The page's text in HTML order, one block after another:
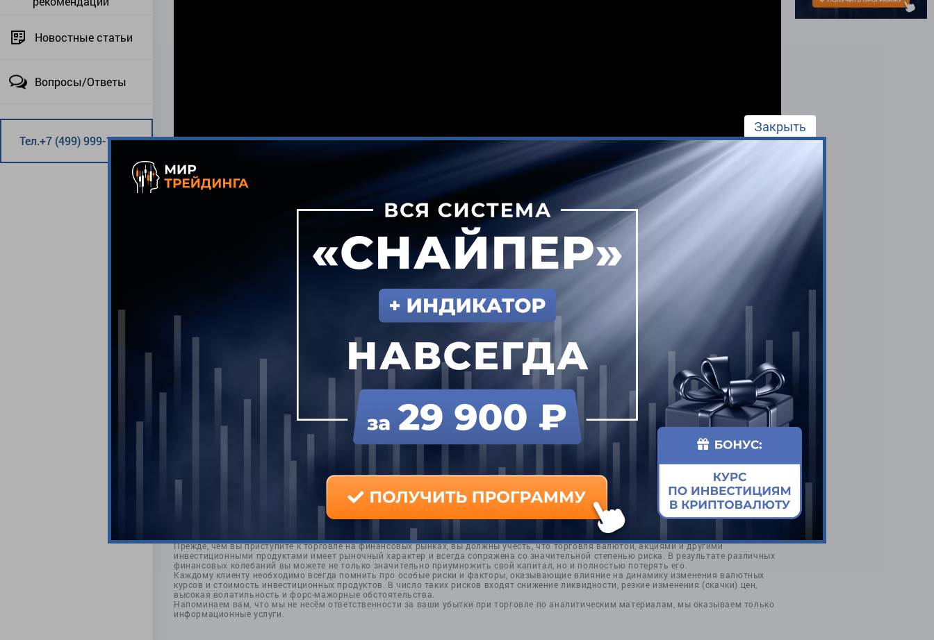
Новостные статьи
Вопросы/Ответы
Тел.+7 (499) 999-12-24
ОТПРАВИТЬ
Прежде, чем вы приступите к торговле на финансовых рынках, вы должны учесть, что торговля валютой, акциями и другими
инвестиционными продуктами имеет рыночный характер и всегда сопряжена со значительной степенью риска. В результате различных
финансовых колебаний вы можете не только значительно приумножить свой капитал, но и полностью потерять его.
Каждому клиенту необходимо всегда помнить про особые риски и факторы, оказывающие влияние на динамику изменения валютных
курсов и стоимость инвестиционных продуктов. В число таких рисков входят снижение ликвидности, резкие изменения (скачки) цен,
высокая волатильность и форс-мажорные обстоятельства.
Напоминаем вам, что мы не несём ответственности за ваши убытки при торговле по аналитическим материалам, мы оказываем только
информационные услуги.
Закрыть